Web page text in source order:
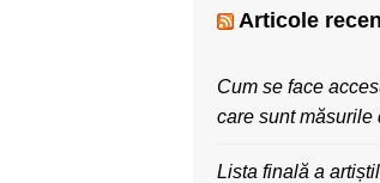
Articole
Cum se face
care sunt măsurile
Lista finală a